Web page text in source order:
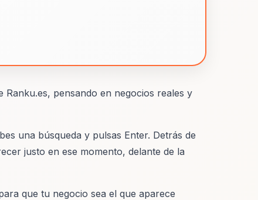
pensando en negocios reales y
una búsqueda y pulsas Enter. Detrás de
justo en ese momento, delante de la
que tu negocio sea el que aparece